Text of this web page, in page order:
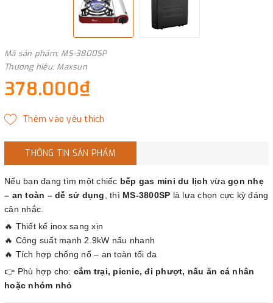
Mã sản phẩm: MS-3800SP
Thương hiệu: Maxsun
378.000₫
THÔNG TIN SẢN PHẨM
Nếu bạn đang tìm một chiếc bếp gas mini du lịch vừa gọn nhẹ
– an toàn – dễ sử dụng , thì MS-3800SP là lựa chọn cực kỳ đáng
cân nhắc.
🔥 Thiết kế inox sang xịn
🔥 Công suất mạnh 2.9kW nấu nhanh
🔥 Tích hợp chống nổ – an toàn tối đa
👉 Phù hợp cho: cắm trại, picnic, đi phượt, nấu ăn cá nhân
hoặc nhóm nhỏ